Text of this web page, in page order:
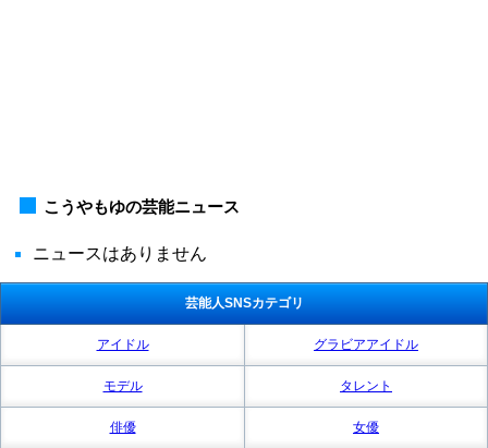
こうやもゆの芸能ニュース
ニュースはありません
芸能人SNSカテゴリ
アイドル グラビアアイドル
モデル タレント
俳優 女優